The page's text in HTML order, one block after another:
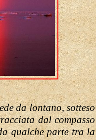
da lontano, sotteso
dal compasso
qualche parte tra la